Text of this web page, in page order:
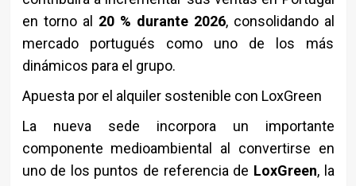
en torno al 20 % durante 2026, consolidando al
mercado portugués como uno de los más
dinámicos para el grupo.
Apuesta por el alquiler sostenible con LoxGreen
La nueva sede incorpora un importante
componente medioambiental al convertirse en
uno de los puntos de referencia de LoxGreen, la